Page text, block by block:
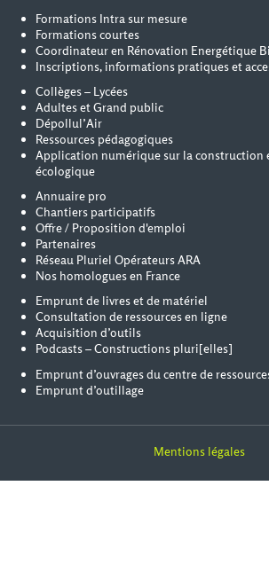
Formations Intra sur mesure
Formations courtes
Coordinateur en Rénovation Energétique
Inscriptions, informations pratiques et
Collèges – Lycées
Adultes et Grand public
Dépollul’Air
Ressources pédagogiques
Application numérique sur la construction
écologique
Annuaire pro
Chantiers participatifs
Offre / Proposition d'emploi
Partenaires
Réseau Pluriel Opérateurs ARA
Nos homologues en France
Emprunt de livres et de matériel
Consultation de ressources en ligne
Acquisition d’outils
Podcasts – Constructions pluri[elles]
Emprunt d’ouvrages du centre de
Emprunt d’outillage
Mentions légales